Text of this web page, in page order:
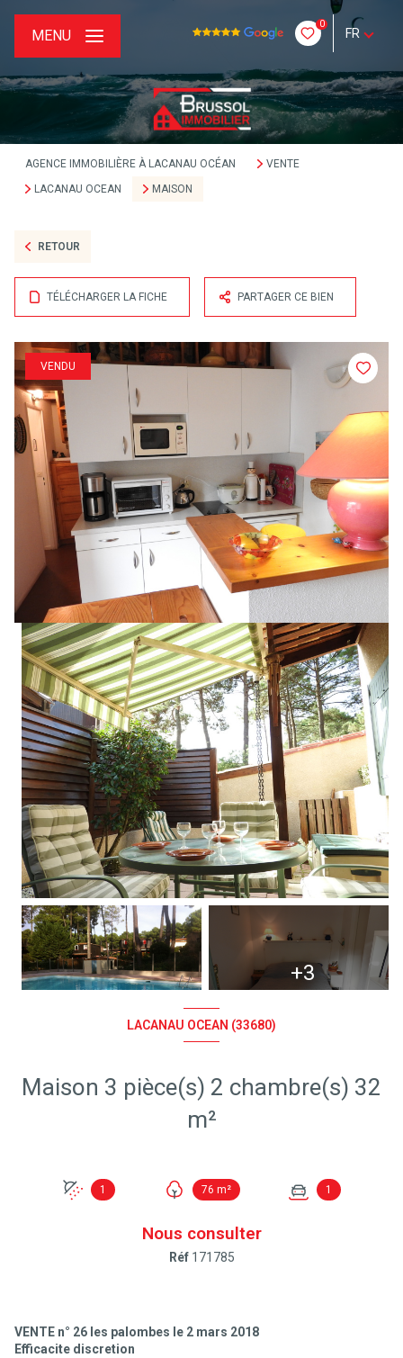
0
FR
MENU
AGENCE IMMOBILIÈRE À LACANAU OCÉAN
VENTE
LACANAU OCEAN
MAISON
RETOUR
TÉLÉCHARGER LA FICHE PARTAGER CE BIEN
VENDU
+3
LACANAU OCEAN (33680)
Maison 3 pièce(s) 2 chambre(s) 32
m²
1 76 m² 1
Nous consulter
Réf 171785
VENTE n° 26 les palombes le 2 mars 2018
Efficacite discretion